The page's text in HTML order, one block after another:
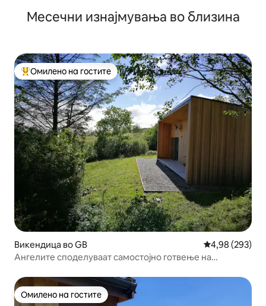
Месечни изнајмувања во близина
Меѓу најуспешните „Омилени на гостите“
Омилено на гостите
Викендица во GB Просечна
4,98 (293)
Ангелите споделуваат самостојно готвење на
Омилено на гостите
Омилено на гостите